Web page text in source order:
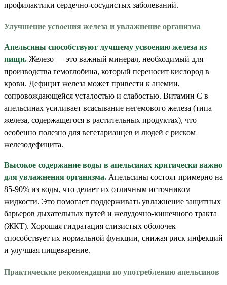
профилактики сердечно-сосудистых заболеваний.
Улучшение усвоения железа и увлажнение организма
Апельсины способствуют лучшему усвоению железа из
пищи. Железо — это важный минерал, необходимый для
производства гемоглобина, который переносит кислород в
крови. Дефицит железа может привести к анемии,
сопровождающейся усталостью и слабостью. Витамин С в
апельсинах усиливает всасывание негемового железа (типа
железа, содержащегося в растительных продуктах), что
особенно полезно для вегетарианцев и людей с риском
железодефицита.
Высокое содержание воды в апельсинах критически важно
для увлажнения организма. Апельсины состоят примерно на
85-90% из воды, что делает их отличным источником
жидкости. Это помогает поддерживать увлажнение защитных
барьеров дыхательных путей и желудочно-кишечного тракта
(ЖКТ). Хорошая гидратация слизистых оболочек
способствует их нормальной функции, снижая риск инфекций
и улучшая пищеварение.
Практические рекомендации по употреблению апельсинов